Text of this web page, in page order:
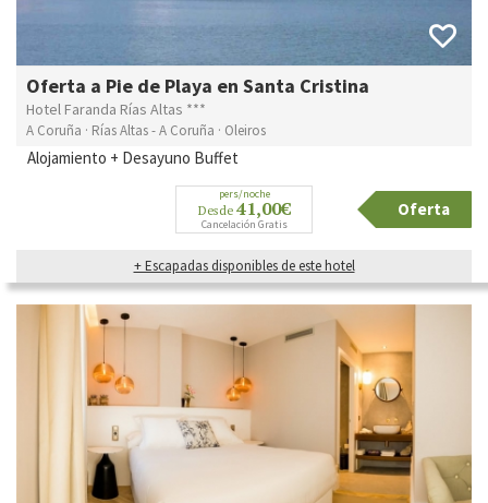
Oferta a Pie de Playa en Santa Cristina
Hotel Faranda Rías Altas ***
A Coruña · Rías Altas - A Coruña · Oleiros
Alojamiento + Desayuno Buffet
pers/noche
Desde 41,00€
Cancelación Gratis
Oferta
+ Escapadas disponibles de este hotel